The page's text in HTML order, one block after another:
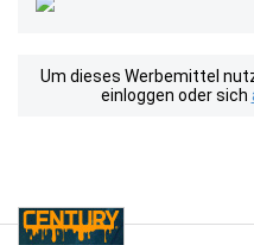
Um dieses Werbemittel
einloggen oder sich